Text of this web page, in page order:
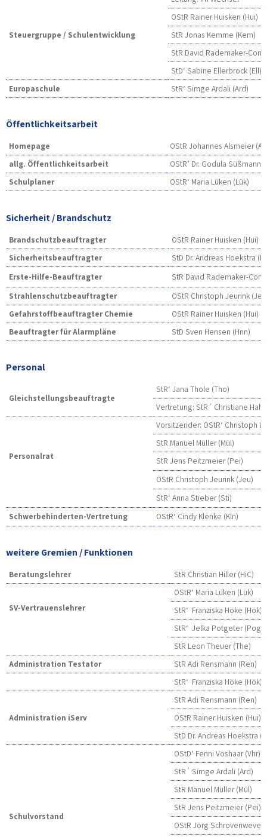
Steuergruppe / Schulentwicklung
OStR Rainer Huisken (Hui)
StR Jonas Kemme (Kem)
StR David Rademaker-
StD‘ Sabine Ellerbrock (Ell)
Europaschule
StR‘ Simge Ardali (Ard)
Öffentlichkeitsarbeit
Homepage
OStR Johannes Alsmeier
allg. Öffentlichkeitsarbeit
OStR’ Dr. Godula Süßmann
Schulplaner
OStR‘ Maria Lüken (Lük)
Sicherheit / Brandschutz
Brandschutzbeauftragter
OStR Rainer Huisken (Hui)
Sicherheitsbeauftragter
StD Dr. Andreas Hoekstra
Erste-Hilfe-Beauftragter
StR David Rademaker-
Strahlenschutzbeauftragter
OStR Christoph Jeurink
Gefahrstoffbeauftragter Chemie
OStR Rainer Huisken (Hui)
Beauftragter für Alarmpläne
StD Sven Hensen (Hnn)
Personal
Gleichstellungsbeauftragte
StR‘ Jana Thole (Tho)
Vertretung: StR´ Christiane
Personalrat
Vorsitzender: OStR‘ Christoph
StR Manuel Müller (Mül)
StR Jens Peitzmeier (Pei)
OStR Christoph Jeurink (Jeu)
StR‘ Anna Stieber (Sti)
Schwerbehinderten-Vertretung
OStR‘ Cindy Klenke (Kln)
weitere Gremien / Funktionen
Beratungslehrer StR Christian Hiller (HiC)
SV-Vertrauenslehrer
OStR‘ Maria Lüken (Lük)
StR‘ Franziska Höke (Hök)
StR‘ Jelka Potgeter (Pog)
StR Leon Theuer (The)
Administration Testator
StR Adi Rensmann (Ren)
StR‘ Franziska Höke (Hök)
Administration iServ
StR Adi Rensmann (Ren)
OStR Rainer Huisken (Hui)
StD Dr. Andreas Hoekstra
Schulvorstand
OStD‘ Fenni Voshaar (Vhr)
StR´ Simge Ardali (Ard)
StR Manuel Müller (Mül)
StR Jens Peitzmeier (Pei)
OStR Jörg Schrovenwever